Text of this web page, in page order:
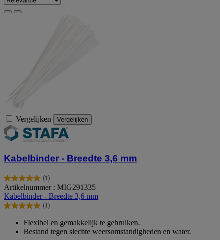
Vergelijken Vergelijken
Kabelbinder - Breedte 3,6 mm
(1)
5.0
van
de
5
beoordeling
Artikelnummer : MIG291335
Kabelbinder - Breedte 3,6 mm
(1)
5.0
Flexibel en gemakkelijk te gebruiken.
Bestand tegen slechte weersomstandigheden en water.